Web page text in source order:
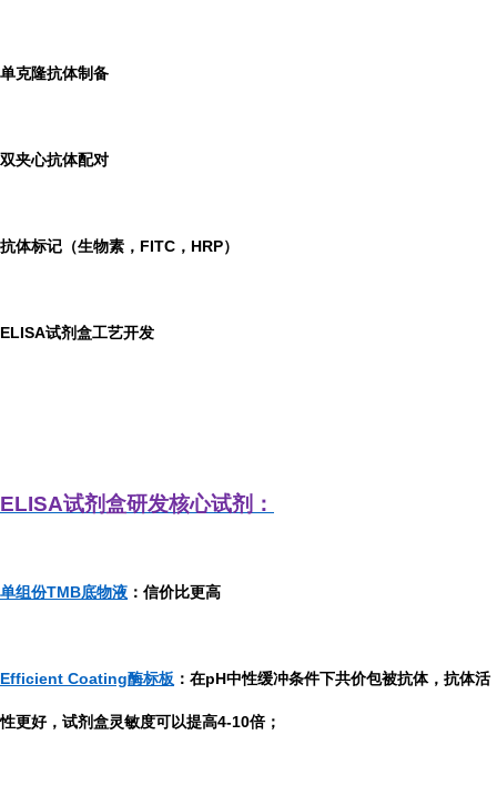
单克隆抗体制备
双夹心抗体配对
抗体标记（生物素，FITC，HRP）
ELISA试剂盒工艺开发
ELISA试剂盒研发核心试剂：
单组份TMB底物液 ：信价比更高
Efficient Coating酶标板 ：在pH中性缓冲条件下共价包被抗体，抗体活
性更好，试剂盒灵敏度可以提高4-10倍；